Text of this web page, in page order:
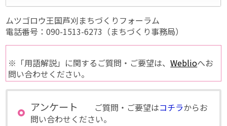
ムツゴロウ王国芦刈まちづくりフォーラム
電話番号：090-1513-6273（まちづくり事務局）
※「用語解説」に関するご質問・ご要望は、Weblioへお
問い合わせください。
アンケート ご質問・ご要望はコチラからお
問い合わせください。